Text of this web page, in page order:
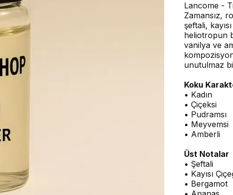
Lancome -
Zamansız,
şeftali,
heliotropun
vanilya ve
unutulmaz
Koku
• Kadın
• Çiçeksi
• Pudramsı
• Meyvemsi
• Amberli
Üst Notalar
• Şeftali
• Kayısı
• Bergamot